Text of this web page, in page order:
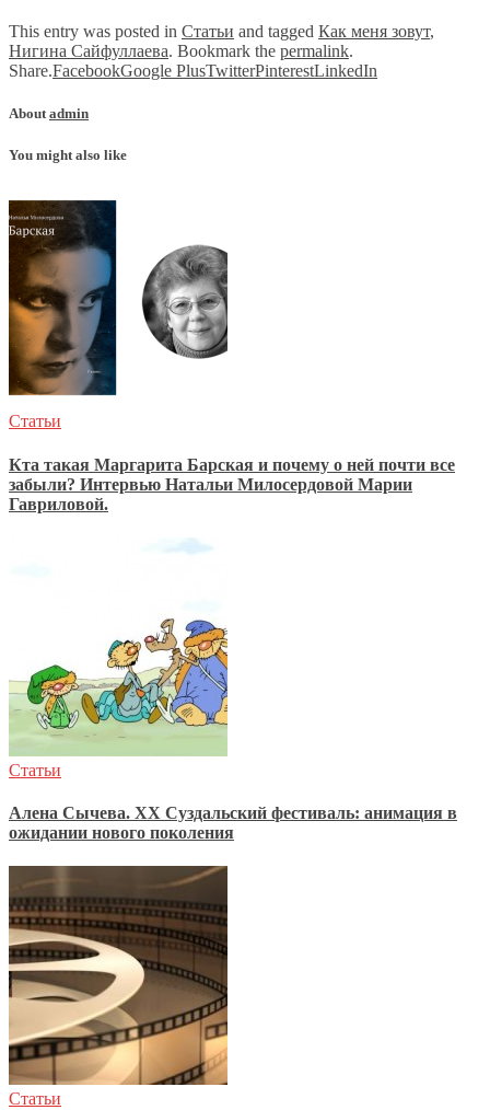
This entry was posted in Статьи and tagged Как меня зовут,
Нигина Сайфуллаева. Bookmark the permalink.
Share.FacebookGoogle PlusTwitterPinterestLinkedIn
About admin
You might also like
Статьи
Кта такая Маргарита Барская и почему о ней почти все
забыли? Интервью Натальи Милосердовой Марии
Гавриловой.
Статьи
Алена Сычева. XX Суздальский фестиваль: анимация в
ожидании нового поколения
Статьи